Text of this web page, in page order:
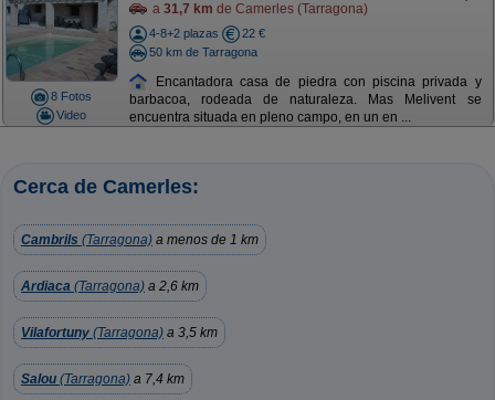
8 Fotos
Video
a 31,7 km de Camerles (Tarragona)
4-8+2 plazas
22 €
50 km de Tarragona
Encantadora casa de piedra con piscina privada y
barbacoa, rodeada de naturaleza. Mas Melivent se
encuentra situada en pleno campo, en un en ...
Cerca de Camerles:
Cambrils (Tarragona) a menos de 1 km
Ardiaca (Tarragona) a 2,6 km
Vilafortuny (Tarragona) a 3,5 km
Salou (Tarragona) a 7,4 km